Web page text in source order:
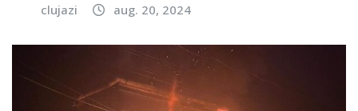
clujazi aug. 20, 2024